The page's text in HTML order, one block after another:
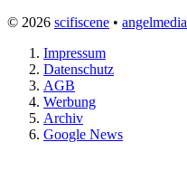
© 2026 scifiscene • angelmedia
Impressum
Datenschutz
AGB
Werbung
Archiv
Google News